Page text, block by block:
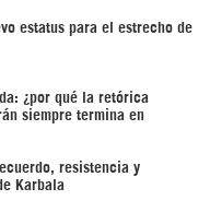
estatus para el estrecho de
¿por qué la retórica
siempre termina en
resistencia y
Karbala